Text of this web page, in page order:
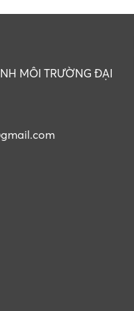
MÔI TRƯỜNG ĐẠI